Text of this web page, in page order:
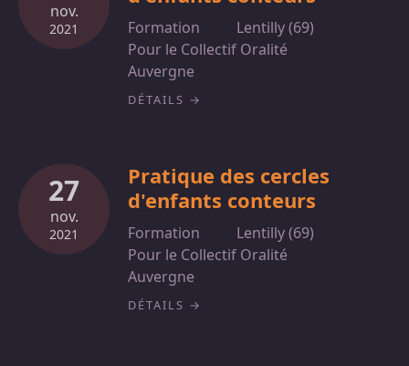
nov.
2021 Formation
Lentilly (69)
Pour le Collectif Oralité
Auvergne
DÉTAILS
27
nov.
2021
Pratique des cercles
d'enfants conteurs
Formation
Lentilly (69)
Pour le Collectif Oralité
Auvergne
DÉTAILS